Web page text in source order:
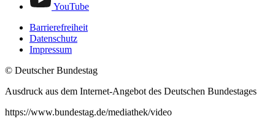
YouTube
Barrierefreiheit
Datenschutz
Impressum
© Deutscher Bundestag
Ausdruck aus dem Internet-Angebot des Deutschen Bundestages
https://www.bundestag.de/mediathek/video